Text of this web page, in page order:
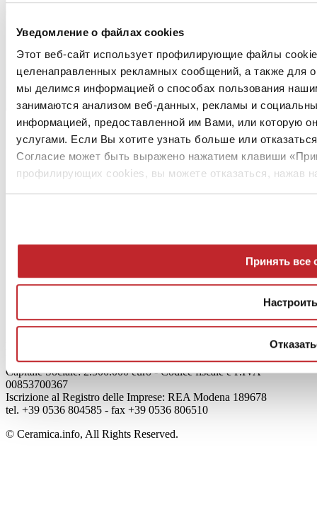
Уведомление о файлах cookies
Этот веб-сайт использует профилирующие файлы
целенаправленных рекламных сообщений, а также для
мы делимся информацией о способах пользования
занимаются анализом веб-данных, рекламы и
информацией, предоставленной им Вами, или которую
услугами. Если Вы хотите узнать больше или
Согласие может быть выражено нажатием клавиши
профилирующих cookies, вы можете отказаться, нажав
Принять все
Перейти к содержанию
Privacy
Колофон
Viale Monte Santo, 40 - 41049 Sassuolo (MO) - Italy
Capitale Sociale: 2.500.000 euro - Codice fiscale e P.IVA
00853700367
Iscrizione al Registro delle Imprese: REA Modena 189678
tel. +39 0536 804585 - fax +39 0536 806510
© Ceramica.info, All Rights Reserved.